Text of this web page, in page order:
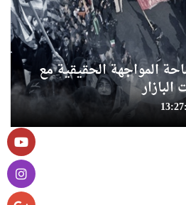
المواجهة الحقيقية مع